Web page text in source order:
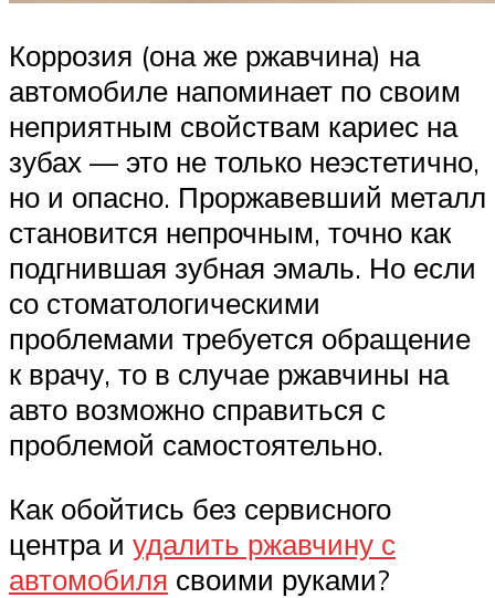
Коррозия (она же ржавчина) на
автомобиле напоминает по своим
неприятным свойствам кариес на
зубах — это не только неэстетично,
но и опасно. Проржавевший металл
становится непрочным, точно как
подгнившая зубная эмаль. Но если
со стоматологическими
проблемами требуется обращение
к врачу, то в случае ржавчины на
авто возможно справиться с
проблемой самостоятельно.
Как обойтись без сервисного
центра и удалить ржавчину с
автомобиля своими руками?